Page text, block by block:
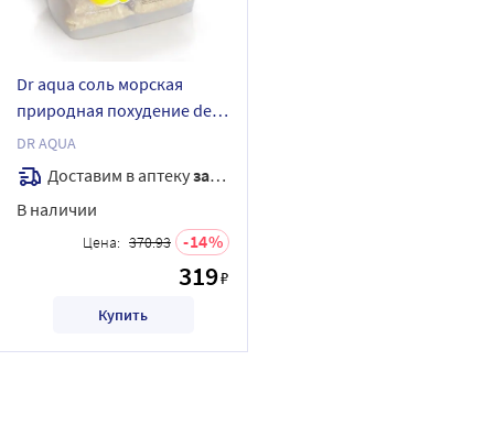
Dr aqua соль морская
природная похудение de-
tox spa expert 1,8 кг
DR AQUA
Доставим в аптекузавтра
В наличии
Цена: 370.93 14
319₽
Купить